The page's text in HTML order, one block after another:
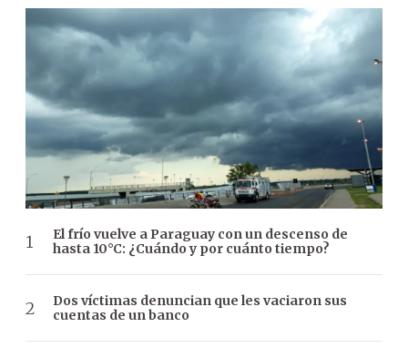
El frío vuelve a Paraguay con un descenso de
hasta 10°C: ¿Cuándo y por cuánto tiempo?
Dos víctimas denuncian que les vaciaron sus
cuentas de un banco